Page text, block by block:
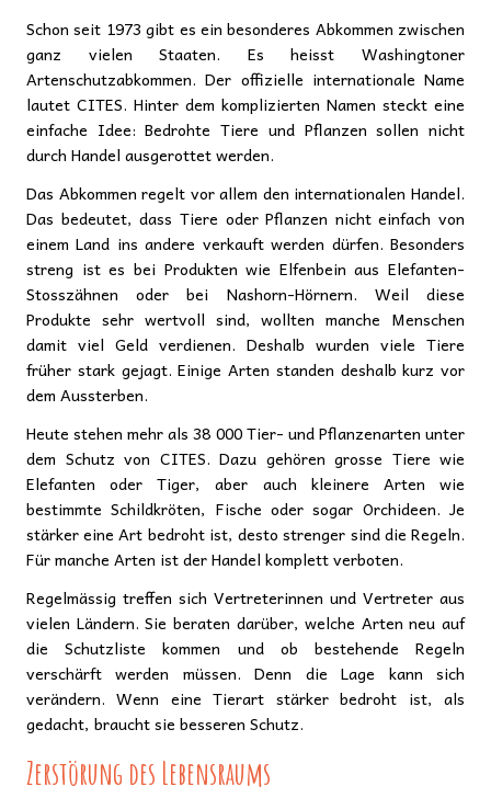
Schon seit 1973 gibt es ein besonderes Abkommen zwischen
ganz vielen Staaten. Es heisst Washingtoner
Artenschutzabkommen. Der offizielle internationale Name
lautet CITES. Hinter dem komplizierten Namen steckt eine
einfache Idee: Bedrohte Tiere und Pflanzen sollen nicht
durch Handel ausgerottet werden.
Das Abkommen regelt vor allem den internationalen Handel.
Das bedeutet, dass Tiere oder Pflanzen nicht einfach von
einem Land ins andere verkauft werden dürfen. Besonders
streng ist es bei Produkten wie Elfenbein aus Elefanten-
Stosszähnen oder bei Nashorn-Hörnern. Weil diese
Produkte sehr wertvoll sind, wollten manche Menschen
damit viel Geld verdienen. Deshalb wurden viele Tiere
früher stark gejagt. Einige Arten standen deshalb kurz vor
dem Aussterben.
Heute stehen mehr als 38 000 Tier- und Pflanzenarten unter
dem Schutz von CITES. Dazu gehören grosse Tiere wie
Elefanten oder Tiger, aber auch kleinere Arten wie
bestimmte Schildkröten, Fische oder sogar Orchideen. Je
stärker eine Art bedroht ist, desto strenger sind die Regeln.
Für manche Arten ist der Handel komplett verboten.
Regelmässig treffen sich Vertreterinnen und Vertreter aus
vielen Ländern. Sie beraten darüber, welche Arten neu auf
die Schutzliste kommen und ob bestehende Regeln
verschärft werden müssen. Denn die Lage kann sich
verändern. Wenn eine Tierart stärker bedroht ist, als
gedacht, braucht sie besseren Schutz.
Zerstörung des Lebensraums